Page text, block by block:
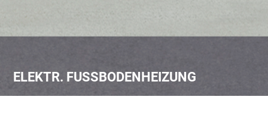
ELEKTR. FUSSBODENHEIZUNG